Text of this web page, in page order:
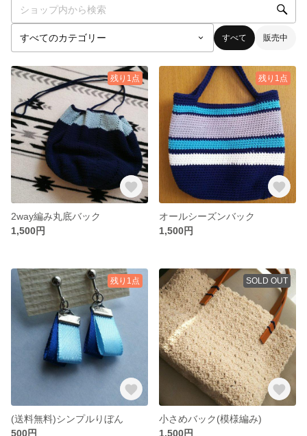
すべて 販売中
残り1点
2way編み丸底バック
1,500円
残り1点
オールシーズンバック
1,500円
残り1点
(送料無料)シンプルりぼん
500円
SOLD OUT
小さめバック(模様編み)
1,500円